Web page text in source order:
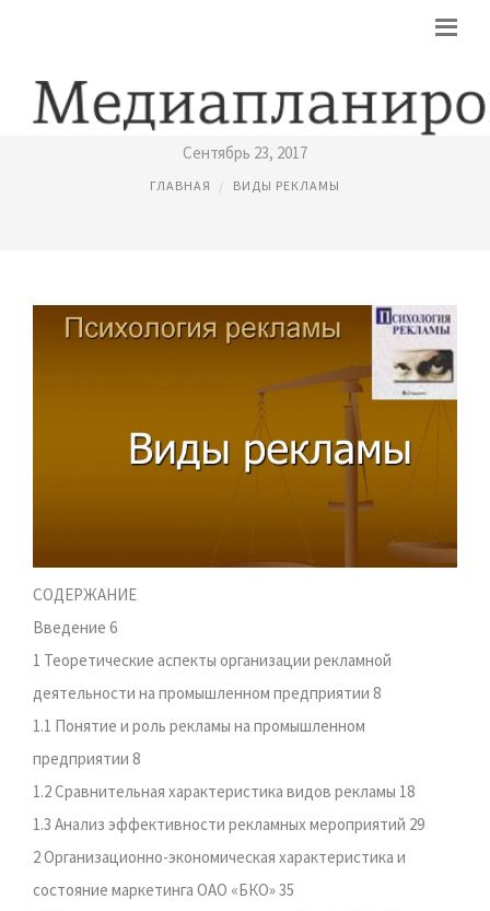
ПОНЯТИЕ И ВИДЫ РЕКЛАМЫ
Сентябрь 23, 2017
ГЛАВНАЯ ВИДЫ РЕКЛАМЫ
СОДЕРЖАНИЕ
Введение 6
1 Теоретические аспекты организации рекламной
деятельности на промышленном предприятии 8
1.1 Понятие и роль рекламы на промышленном
предприятии 8
1.2 Сравнительная характеристика видов рекламы 18
1.3 Анализ эффективности рекламных мероприятий 29
2 Организационно-экономическая характеристика и
состояние маркетинга ОАО «БКО» 35